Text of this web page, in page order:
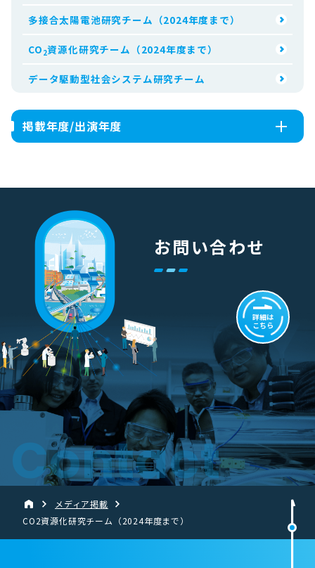
多接合太陽電池研究チーム（2024年度まで）
CO 2資源化研究チーム（2024年度まで）
データ駆動型社会システム研究チーム
掲載年度/出演年度
Contact
お問い合わせ
詳細は
こちら
メディア掲載
CO2資源化研究チーム（2024年度まで）